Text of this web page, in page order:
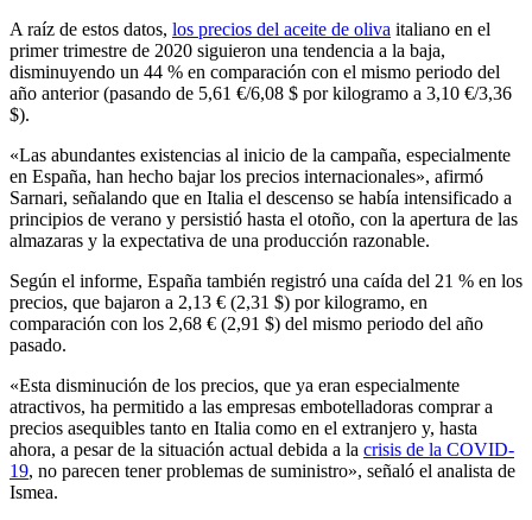
A raíz de estos datos, los precios del aceite de oliva italiano en el
primer trimestre de 2020 siguieron una tendencia a la baja,
disminuyendo un 44 % en comparación con el mismo periodo del
año anterior (pasando de 5,61 €/6,08 $ por kilogramo a 3,10 €/3,36
$).
«Las abundantes existencias al inicio de la campaña, especialmente
en España, han hecho bajar los precios internacionales», afirmó
Sarnari, señalando que en Italia el descenso se había intensificado a
principios de verano y persistió hasta el otoño, con la apertura de las
almazaras y la expectativa de una producción razonable.
Según el informe, España también registró una caída del 21 % en los
precios, que bajaron a 2,13 € (2,31 $) por kilogramo, en
comparación con los 2,68 € (2,91 $) del mismo periodo del año
pasado.
«Esta disminución de los precios, que ya eran especialmente
atractivos, ha permitido a las empresas embotelladoras comprar a
precios asequibles tanto en Italia como en el extranjero y, hasta
ahora, a pesar de la situación actual debida a la crisis de la COVID-
19, no parecen tener problemas de suministro», señaló el analista de
Ismea.